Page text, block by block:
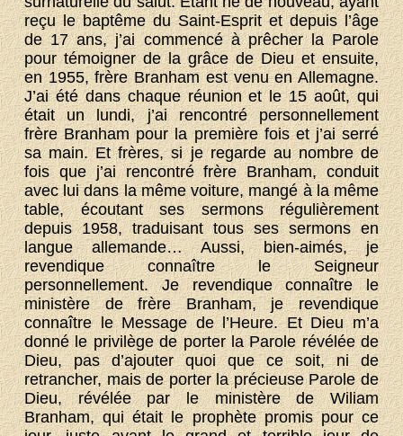
reçu le baptême du Saint-Esprit et depuis l’âge
de 17 ans, j’ai commencé à prêcher la Parole
pour témoigner de la grâce de Dieu et ensuite,
en 1955, frère Branham est venu en Allemagne.
J’ai été dans chaque réunion et le 15 août, qui
était un lundi, j’ai rencontré personnellement
frère Branham pour la première fois et j’ai serré
sa main. Et frères, si je regarde au nombre de
fois que j’ai rencontré frère Branham, conduit
avec lui dans la même voiture, mangé à la même
table, écoutant ses sermons régulièrement
depuis 1958, traduisant tous ses sermons en
langue allemande… Aussi, bien-aimés, je
revendique connaître le Seigneur
personnellement. Je revendique connaître le
ministère de frère Branham, je revendique
connaître le Message de l’Heure. Et Dieu m’a
donné le privilège de porter la Parole révélée de
Dieu, pas d’ajouter quoi que ce soit, ni de
retrancher, mais de porter la précieuse Parole de
Dieu, révélée par le ministère de Wiliam
Branham, qui était le prophète promis pour ce